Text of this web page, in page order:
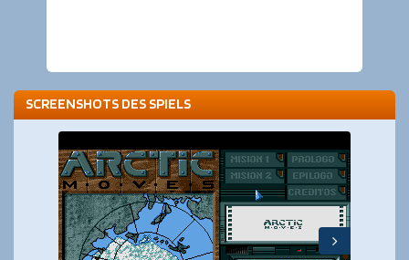
SCREENSHOTS DES SPIELS